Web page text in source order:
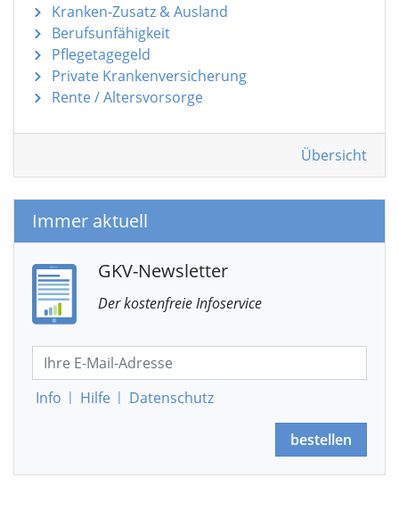
Kranken-Zusatz & Ausland
Berufsunfähigkeit
Pflegetagegeld
Private Krankenversicherung
Rente / Altersvorsorge
Übersicht
Immer aktuell
GKV-Newsletter
Der kostenfreie Infoservice
Info | Hilfe | Datenschutz
bestellen